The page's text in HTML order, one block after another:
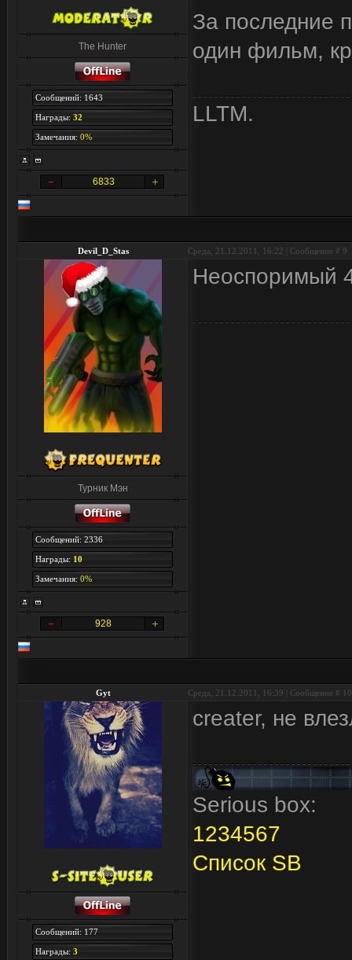
The Hunter
Сообщений: 1643
Награды: 32
Замечания: 0%
6833
За последние
один фильм,
LLTM.
Devil_D_Stas Среда, 21.12.2011, 16:22 | Сообщение # 9
Турник Мэн
Сообщений: 2336
Награды: 10
Замечания: 0%
928
Неоспоримый
Gyt Среда, 21.12.2011, 16:39 | Сообщение # 10
Сообщений: 177
Награды: 3
creater, не
Serious box:
1234567
Список SB